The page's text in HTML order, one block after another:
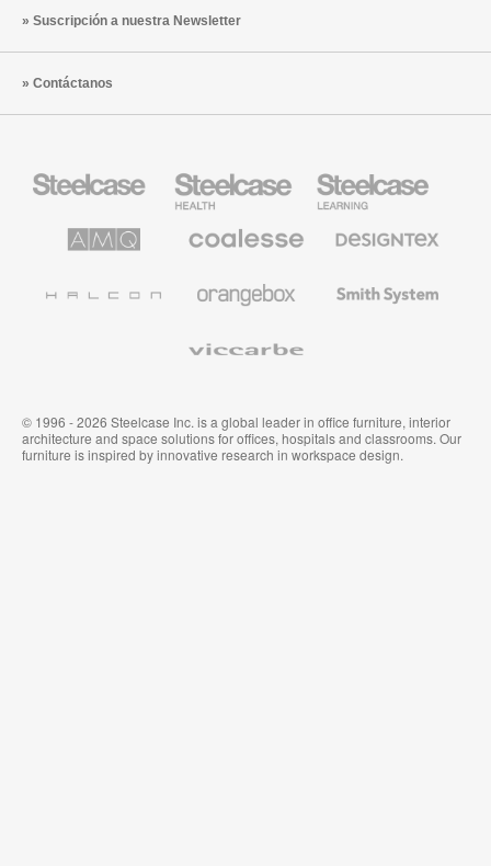
Suscripción a nuestra Newsletter
Contáctanos
Steelcase
para
sanidad
Steelcase
para
educación
Steelcase
Solutions
premium
System
© 1996 - 2026 Steelcase Inc. is a global leader in office furniture, interior
architecture and space solutions for offices, hospitals and classrooms. Our
furniture is inspired by innovative research in workspace design.